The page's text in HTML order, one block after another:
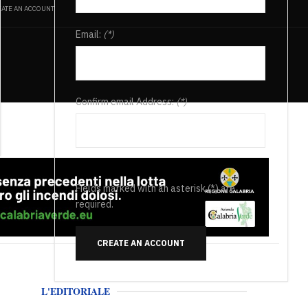
AN ACCOUNT
Email: (*)
Confirm email Address:(*)
Fields marked with an asterisk (*) are
required.
CREATE AN ACCOUNT
L'EDITORIALE